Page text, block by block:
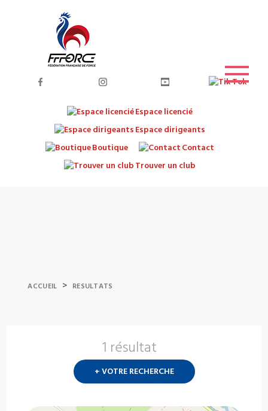
Espace licencié
Espace dirigeants
Boutique
Contact
Trouver un club
ACCUEIL > RESULTATS
1 résultat
+ VOTRE RECHERCHE